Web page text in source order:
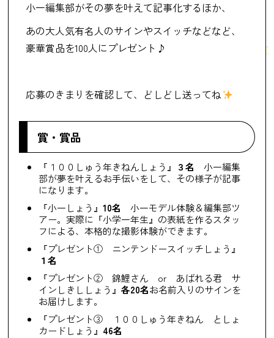
小一編集部がその夢を叶えて記事化するほか、
あの大人気有名人のサインやスイッチなどなど、
豪華賞品を100人にプレゼント♪
応募のきまりを確認して、どしどし送ってね
賞・賞品
『１００しゅう年きねんしょう』 ３名
小一編集
部が夢を叶えるお手伝いをして、その様子が記事
になります。
『小一しょう』10名
小一モデル体験＆編集部ツ
アー。実際に『小学一年生』の表紙を作るスタッ
フによる、本格的な撮影体験ができます。
『プレゼント① ニンテンドースイッチしょう』
１名
『プレゼント② 錦鯉さん or あばれる君 サ
インしきししょう』各20名お名前入りのサインを
お届けします。
『プレゼント③ １００しゅう年きねん としょ
カードしょう』 46名